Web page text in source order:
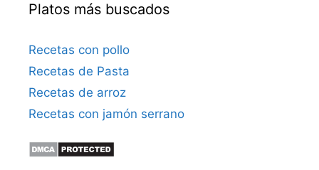
Platos más buscados
Recetas con pollo
Recetas de Pasta
Recetas de arroz
Recetas con jamón serrano